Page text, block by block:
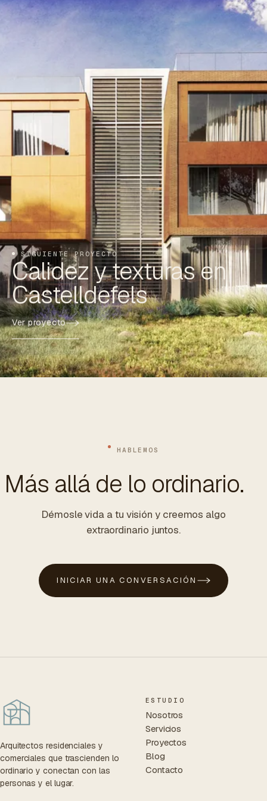
SIGUIENTE PROYECTO
Calidez y texturas en
Castelldefels
Ver proyecto
HABLEMOS
Más allá de lo ordinario.
Démosle vida a tu visión y creemos algo
extraordinario juntos.
INICIAR UNA CONVERSACIÓN
Arquitectos residenciales y
comerciales que trascienden lo
ordinario y conectan con las
personas y el lugar.
ESTUDIO
Nosotros
Servicios
Proyectos
Blog
Contacto